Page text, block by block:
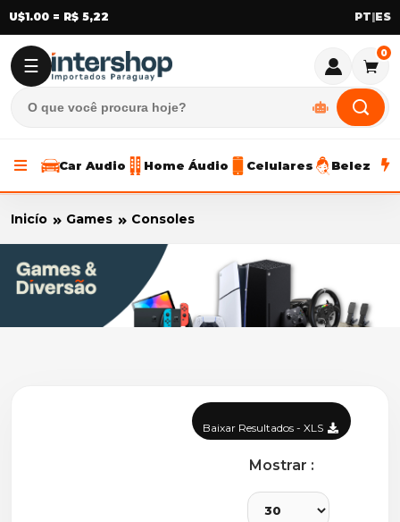
U$1.00 = R$ 5,22 |
☰
0
Car Audio Home Áudio Celulares Beleza
Inicío Games Consoles
Baixar Resultados - XLS
Mostrar :